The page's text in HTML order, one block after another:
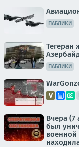
ПАБЛИКИ
Тегеран
ПАБЛИКИ
Вчера (7
был
военной